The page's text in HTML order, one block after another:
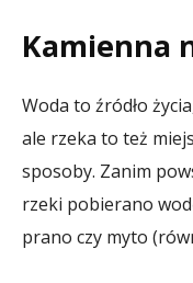
Kamienna
Woda to źródło
ale rzeka to też
sposoby. Zanim
rzeki pobierano
prano czy myto